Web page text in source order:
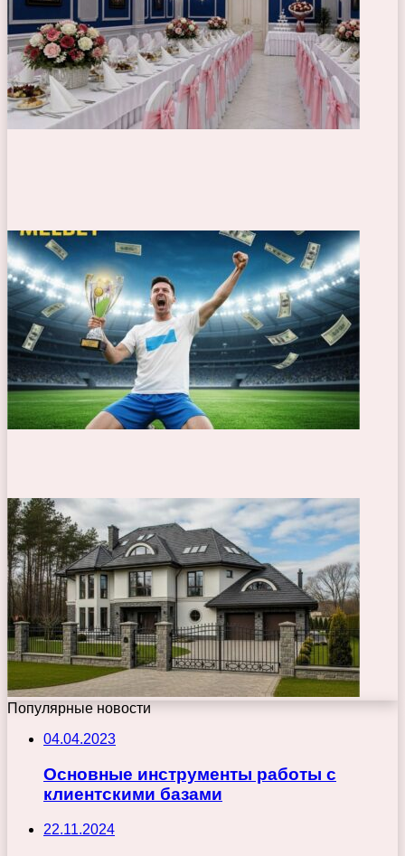
Популярные новости
04.04.2023
Основные инструменты работы с
клиентскими базами
22.11.2024